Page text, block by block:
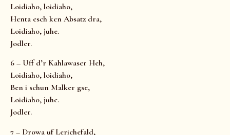
Loidiaho, loidiaho,
Henta esch ken Absatz dra,
Loidiaho, juhe.
Jodler.
6 – Uff d’r Kahlawaser Heh,
Loidiaho, loidiaho,
Ben i schun Malker gse,
Loidiaho, juhe.
Jodler.
7 – Drowa uf Lerichefald,